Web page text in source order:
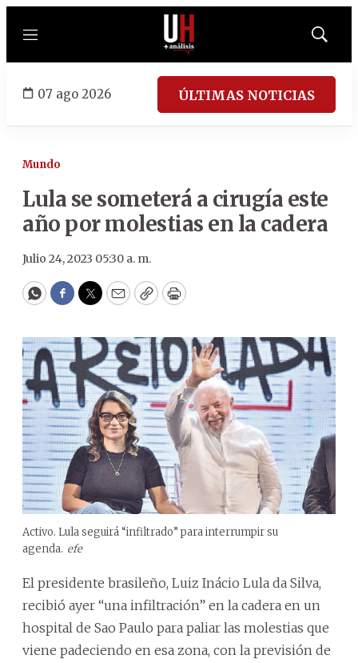
Menú
Mostrar
07 ago 2026 ÚLTIMAS NOTICIAS
Mundo
Lula se someterá a cirugía este
año por molestias en la cadera
Julio 24, 2023 05:30 a. m.
WhatsApp
Facebook
Twitter
EmailCopyPrint
Activo. Lula seguirá “infiltrado” para interrumpir su
agenda. efe
El presidente brasileño, Luiz Inácio Lula da Silva,
recibió ayer “una infiltración” en la cadera en un
hospital de Sao Paulo para paliar las molestias que
viene padeciendo en esa zona, con la previsión de